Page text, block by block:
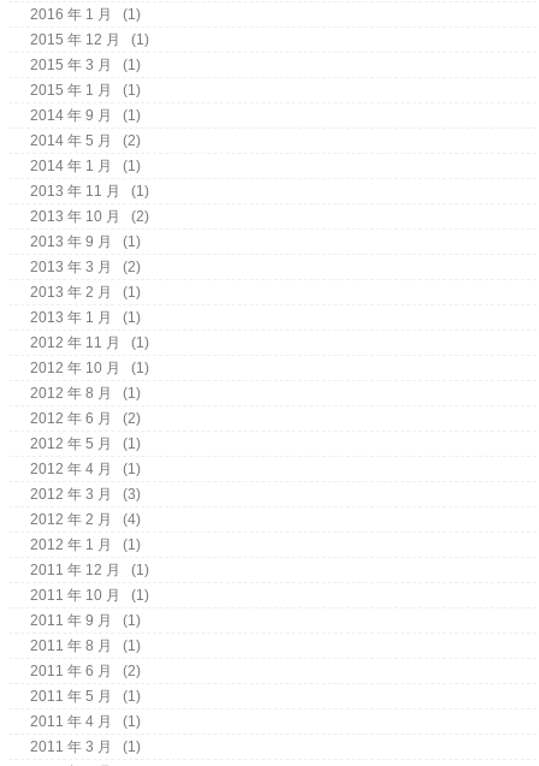
2016 年 1 月
(1)
2015 年 12 月
(1)
2015 年 3 月
(1)
2015 年 1 月
(1)
2014 年 9 月
(1)
2014 年 5 月
(2)
2014 年 1 月
(1)
2013 年 11 月
(1)
2013 年 10 月
(2)
2013 年 9 月
(1)
2013 年 3 月
(2)
2013 年 2 月
(1)
2013 年 1 月
(1)
2012 年 11 月
(1)
2012 年 10 月
(1)
2012 年 8 月
(1)
2012 年 6 月
(2)
2012 年 5 月
(1)
2012 年 4 月
(1)
2012 年 3 月
(3)
2012 年 2 月
(4)
2012 年 1 月
(1)
2011 年 12 月
(1)
2011 年 10 月
(1)
2011 年 9 月
(1)
2011 年 8 月
(1)
2011 年 6 月
(2)
2011 年 5 月
(1)
2011 年 4 月
(1)
2011 年 3 月
(1)